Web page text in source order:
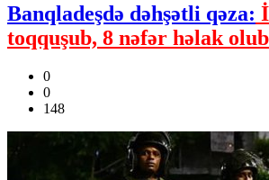
Banqladeşdə dəhşətli qəza:
toqquşub, 8 nəfər həlak olub
0
0
148